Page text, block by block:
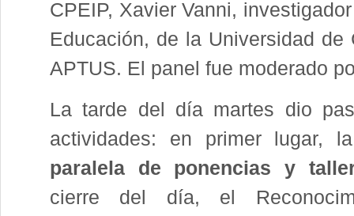
CPEIP, Xavier Vanni,
Educación, de la Universidad
APTUS. El panel fue moderado
La tarde del día martes dio
actividades: en primer lugar,
paralela de ponencias y
cierre del día, el